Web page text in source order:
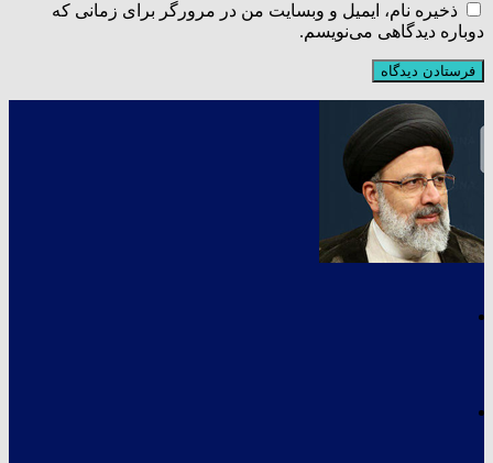
ذخیره نام، ایمیل و وبسایت من در مرورگر برای زمانی که
دوباره دیدگاهی می‌نویسم.